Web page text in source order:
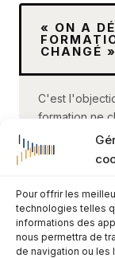
Pour offrir les
technologies telles
informations des
nous permettra de
de navigation ou les
« ON A
CHANGÉ »
C'est
formation ne
interventions
intègrent des
repart avec
la semaine
60 jourspour
n'est pas de